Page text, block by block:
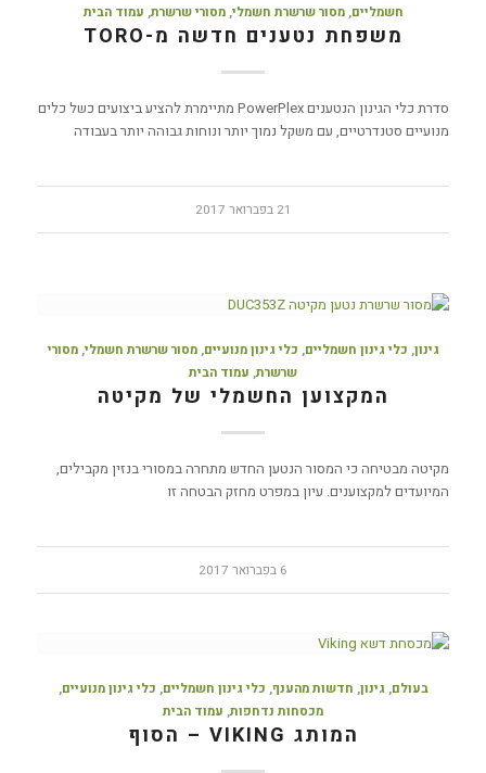
חשמליים,מסור שרשרת חשמלי,מסורי שרשרת, עמוד הבית
משפחת נטענים חדשה מ-TORO
סדרת כלי הגינון הנטענים PowerPlex מתיימרת להציע ביצועים כשל כלים
מנועיים סטנדרטיים, עם משקל נמוך יותר ונוחות גבוהה יותר בעבודה
21 בפברואר 2017
גינון, כלי גינון חשמליים, כלי גינון מנועיים,מסור שרשרת חשמלי,מסורי
שרשרת, עמוד הבית
המקצוען החשמלי של מקיטה
מקיטה מבטיחה כי המסור הנטען החדש מתחרה במסורי בנזין מקבילים,
המיועדים למקצוענים. עיון במפרט מחזק הבטחה זו
6 בפברואר 2017
בעולם,גינון, חדשות מהענף, כלי גינון חשמליים, כלי גינון מנועיים,
מכסחות נדחפות, עמוד הבית
המותג VIKING – הסוף